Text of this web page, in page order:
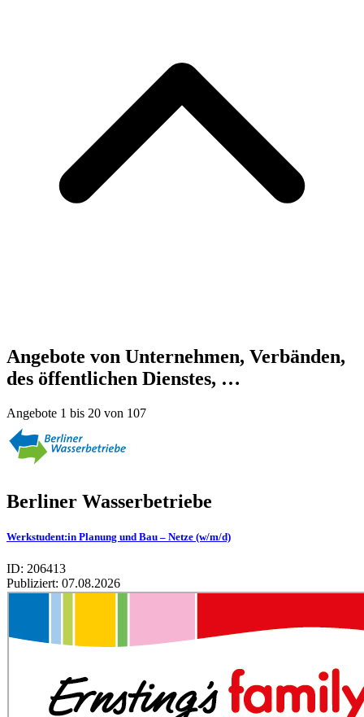
Angebote von Unternehmen, Verbänden,
des öffentlichen Dienstes, …
Angebote 1 bis 20 von 107
Berliner Wasserbetriebe
Werkstudent:in Planung und Bau – Netze (w/m/d)
ID: 206413
Publiziert: 07.08.2026